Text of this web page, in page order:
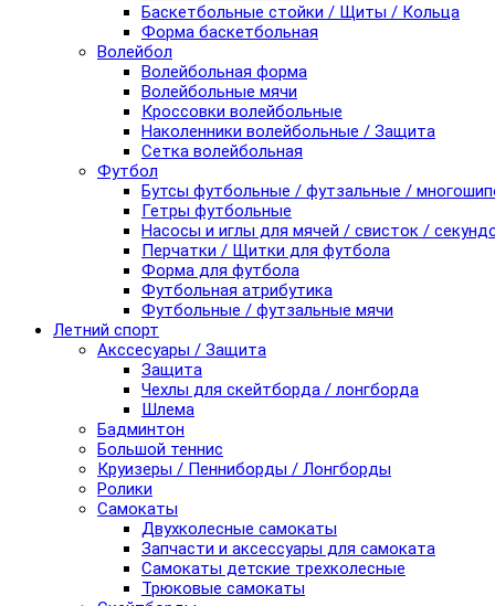
Баскетбольные стойки / Щиты / Кольца
Форма баскетбольная
Волейбол
Волейбольная форма
Волейбольные мячи
Кроссовки волейбольные
Наколенники волейбольные / Защита
Сетка волейбольная
Футбол
Бутсы футбольные / футзальные /
Гетры футбольные
Насосы и иглы для мячей / свисток /
Перчатки / Щитки для футбола
Форма для футбола
Футбольная атрибутика
Футбольные / футзальные мячи
Летний спорт
Акссесуары / Защита
Защита
Чехлы для скейтборда / лонгборда
Шлема
Бадминтон
Большой теннис
Круизеры / Пенниборды / Лонгборды
Ролики
Самокаты
Двухколесные самокаты
Запчасти и аксессуары для самоката
Самокаты детские трехколесные
Трюковые самокаты